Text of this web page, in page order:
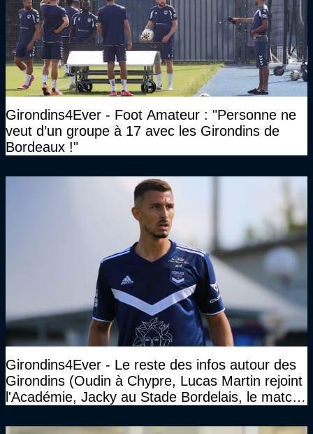
Girondins4Ever - Foot Amateur : "Personne ne
veut d’un groupe à 17 avec les Girondins de
Bordeaux !"
Girondins4Ever - Le reste des infos autour des
Girondins (Oudin à Chypre, Lucas Martin rejoint
l'Académie, Jacky au Stade Bordelais, le match